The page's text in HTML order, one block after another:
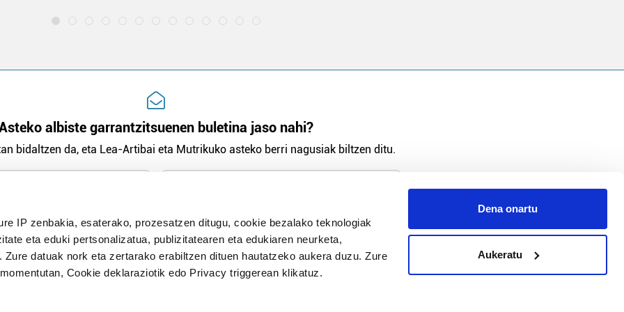
IP zenbakia, esaterako, prozesatzen ditugu, cookie bezalako teknologiak
eta eduki pertsonalizatua, publizitatearen eta edukiaren neurketa,
datuak nork eta zertarako erabiltzen dituen hautatzeko aukera duzu. Zure
Cookie deklaraziotik edo Privacy triggerean klikatuz.
Dena onartu
Aukeratu
albiste garrantzitsuenen buletina jaso nahi?
bidaltzen da, eta Lea-Artibai eta Mutrikuko asteko berri nagusiak biltzen ditu.
Harpidetu